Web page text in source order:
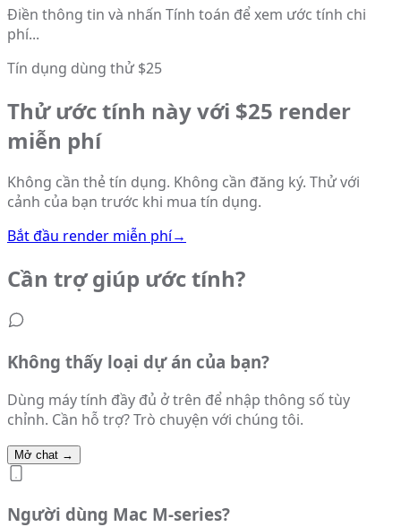
Điền thông tin và nhấn Tính toán để xem ước tính chi
phí...
Tín dụng dùng thử $25
Thử ước tính này với $25 render
miễn phí
Không cần thẻ tín dụng. Không cần đăng ký. Thử với
cảnh của bạn trước khi mua tín dụng.
Bắt đầu render miễn phí→
Cần trợ giúp ước tính?
Không thấy loại dự án của bạn?
Dùng máy tính đầy đủ ở trên để nhập thông số tùy
chỉnh. Cần hỗ trợ? Trò chuyện với chúng tôi.
Mở chat →
Người dùng Mac M-series?